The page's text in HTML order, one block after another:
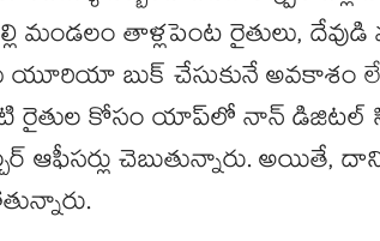
మండలం తాళ్లపెంట రైతులు,
యూరియా బుక్ చేసుకునే అవకాశం
రైతుల కోసం యాప్‌‌లో నాన్ డిజిటల్
ఆఫీసర్లు చెబుతున్నారు.